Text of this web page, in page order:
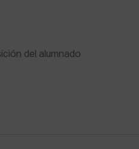
del alumnado